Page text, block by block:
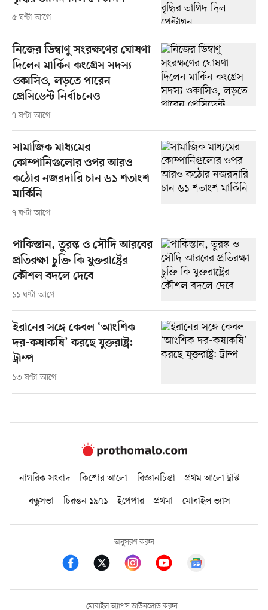
৫ ঘণ্টা আগে
নিজের ডিম্বাণু সংরক্ষণের ঘোষণা
দিলেন মার্কিন কংগ্রেস সদস্য
ওকাসিও, লড়তে পারেন
প্রেসিডেন্ট নির্বাচনেও
৭ ঘণ্টা আগে
সামাজিক মাধ্যমের
কোম্পানিগুলোর ওপর আরও
কঠোর নজরদারি চান ৬১ শতাংশ
মার্কিনি
৭ ঘণ্টা আগে
পাকিস্তান, তুরস্ক ও সৌদি আরবের
প্রতিরক্ষা চুক্তি কি যুক্তরাষ্ট্রের
কৌশল বদলে দেবে
১১ ঘণ্টা আগে
ইরানের সঙ্গে কেবল ‘আংশিক
দর-কষাকষি’ করছে যুক্তরাষ্ট্র:
ট্রাম্প
১৩ ঘণ্টা আগে
নাগরিক সংবাদ কিশোর আলো বিজ্ঞানচিন্তা
প্রথম আলো ট্রাস্ট
বন্ধুসভা
চিরন্তন ১৯৭১ ইপেপার প্রথমা মোবাইল ভ্যাস
অনুসরণ করুন
মোবাইল অ্যাপস ডাউনলোড করুন